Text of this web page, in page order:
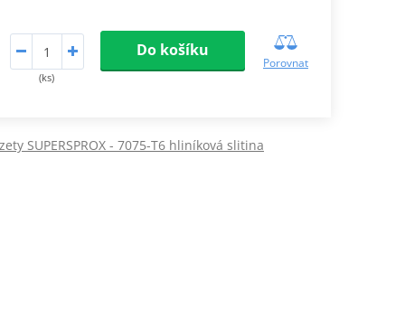
(ks)
Do košíku
Porovnat
SUPERSPROX - 7075-T6 hliníková slitina